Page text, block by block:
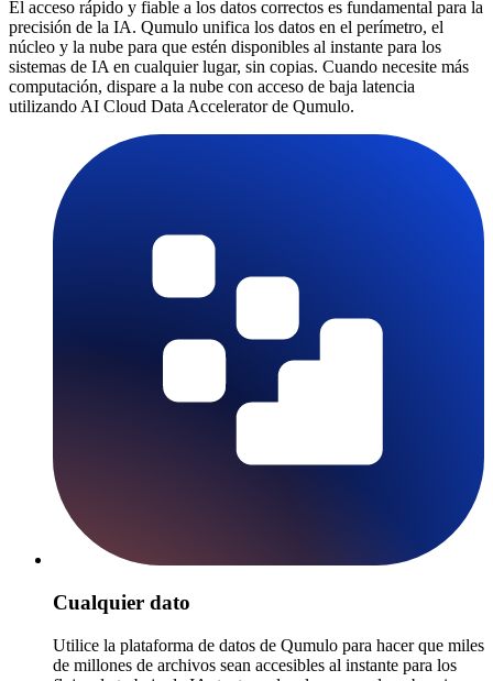
El acceso rápido y fiable a los datos correctos es fundamental para la
precisión de la IA. Qumulo unifica los datos en el perímetro, el
núcleo y la nube para que estén disponibles al instante para los
sistemas de IA en cualquier lugar, sin copias. Cuando necesite más
computación, dispare a la nube con acceso de baja latencia
utilizando AI Cloud Data Accelerator de Qumulo.
Cualquier dato
Utilice la plataforma de datos de Qumulo para hacer que miles
de millones de archivos sean accesibles al instante para los